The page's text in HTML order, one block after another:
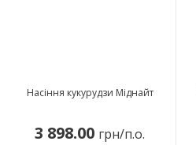
Насіння кукурудзи Міднайт
3 898.00 грн/п.о.